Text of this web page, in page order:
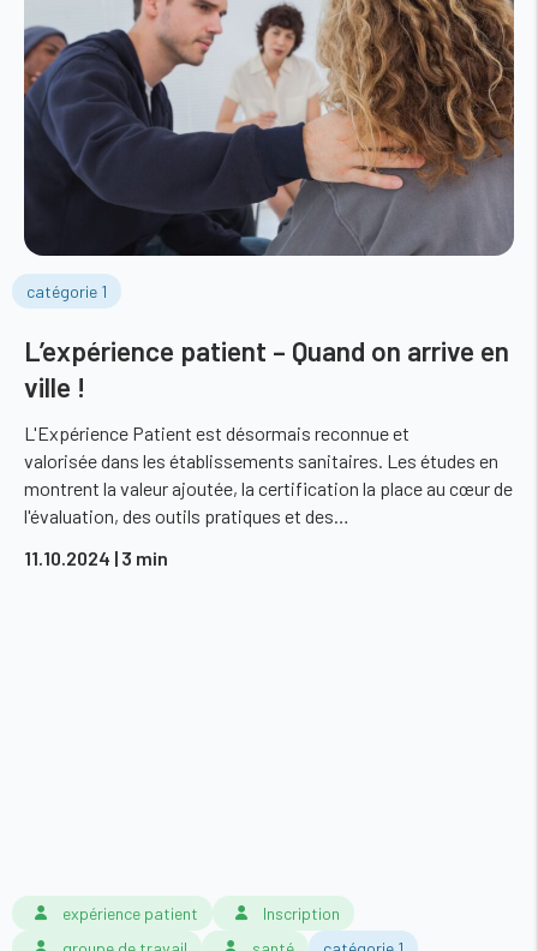
catégorie 1
L’expérience patient – Quand on arrive en
ville !
L'Expérience Patient est désormais reconnue et
valorisée dans les établissements sanitaires. Les études en
montrent la valeur ajoutée, la certification la place au cœur de
l'évaluation, des outils pratiques et des…
11.10.2024 | 3 min
expérience patient
Inscription